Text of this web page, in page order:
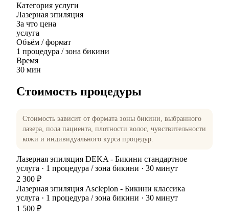
Категория услуги
Лазерная эпиляция
За что цена
услуга
Объём / формат
1 процедура / зона бикини
Время
30 мин
Стоимость процедуры
Стоимость зависит от формата зоны бикини, выбранного
лазера, пола пациента, плотности волос, чувствительности
кожи и индивидуального курса процедур.
Лазерная эпиляция DEKA - Бикини стандартное
услуга · 1 процедура / зона бикини · 30 минут
2 300 ₽
Лазерная эпиляция Asclepion - Бикини классика
услуга · 1 процедура / зона бикини · 30 минут
1 500 ₽